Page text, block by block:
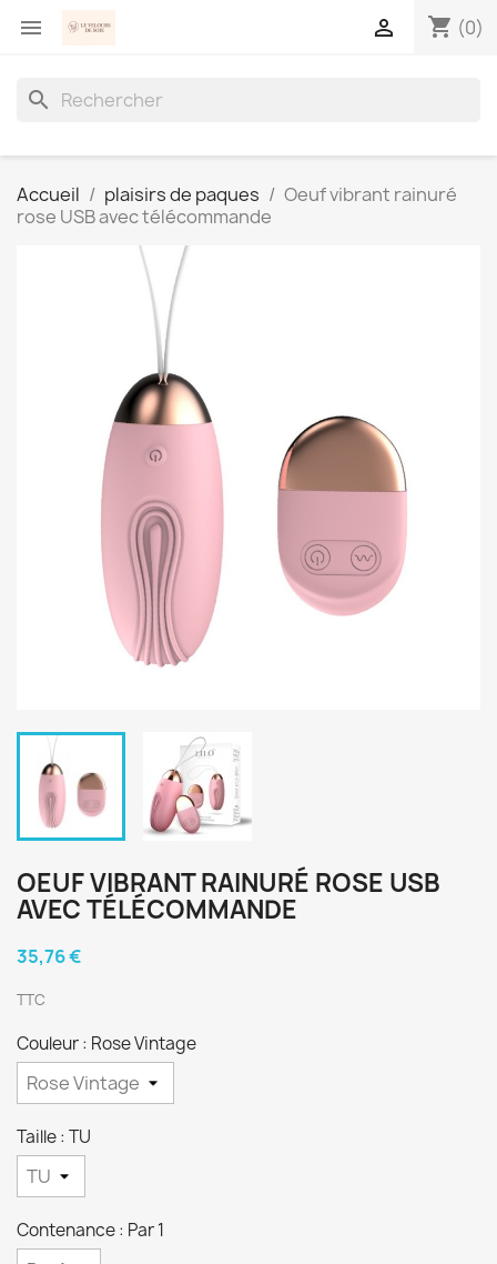
 shopping_cart (0)

search
Accueil plaisirs de paques
Oeuf vibrant rainuré
rose USB avec télécommande
OEUF VIBRANT RAINURÉ ROSE USB
AVEC TÉLÉCOMMANDE
35,76 €
TTC
Couleur : Rose Vintage
Taille : TU
Contenance : Par 1